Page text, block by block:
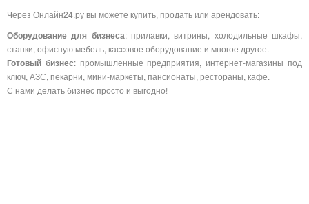
Через Онлайн24.ру вы можете купить, продать или арендовать:
Оборудование для бизнеса: прилавки, витрины, холодильные шкафы,
станки, офисную мебель, кассовое оборудование и многое другое.
Готовый бизнес: промышленные предприятия, интернет-магазины под
ключ, АЗС, пекарни, мини-маркеты, пансионаты, рестораны, кафе.
С нами делать бизнес просто и выгодно!